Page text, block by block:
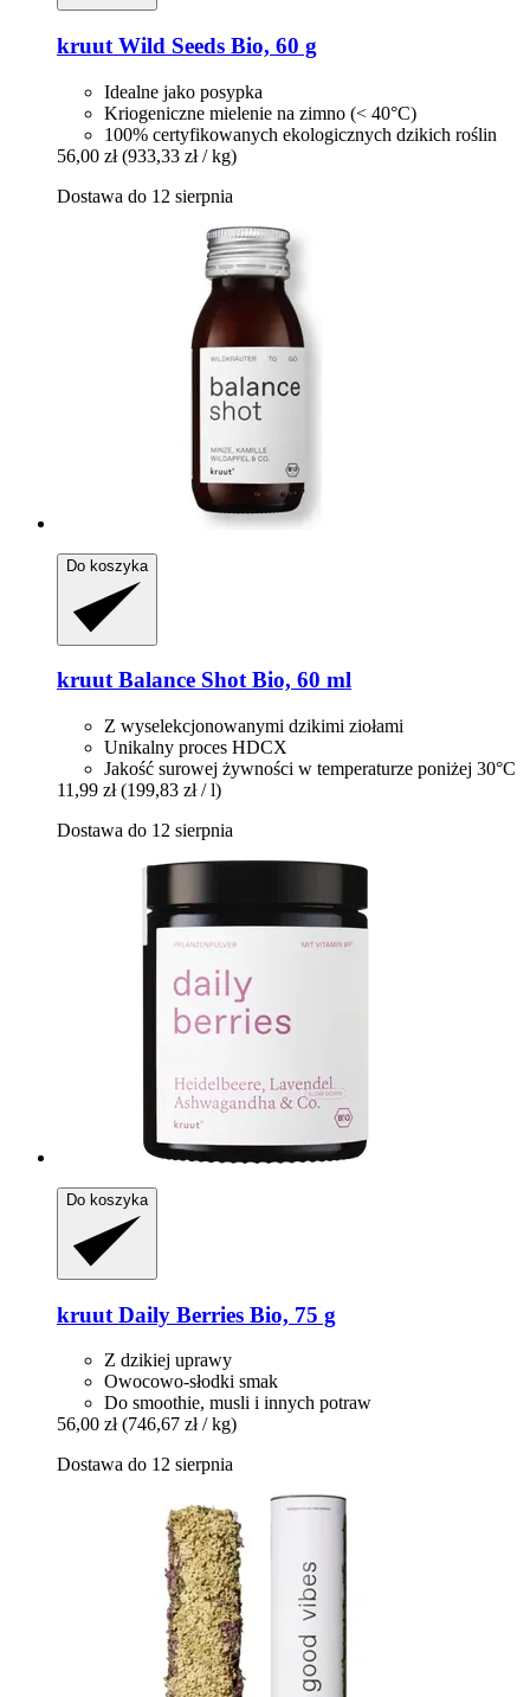
kruut Wild Seeds Bio, 60 g
Idealne jako posypka
Kriogeniczne mielenie na zimno (< 40°C)
100% certyfikowanych ekologicznych dzikich roślin
56,00 zł (933,33 zł / kg)
Dostawa do 12 sierpnia
Do koszyka
kruutBalance Shot Bio, 60 ml
Z wyselekcjonowanymi dzikimi ziołami
Unikalny proces HDCX
Jakość surowej żywności w temperaturze poniżej 30°C
11,99 zł (199,83 zł / l)
Dostawa do 12 sierpnia
Do koszyka
kruut Daily Berries Bio, 75 g
Z dzikiej uprawy
Owocowo-słodki smak
Do smoothie, musli i innych potraw
56,00 zł (746,67 zł / kg)
Dostawa do 12 sierpnia